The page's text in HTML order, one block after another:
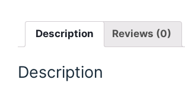
Description Reviews (0)
Description